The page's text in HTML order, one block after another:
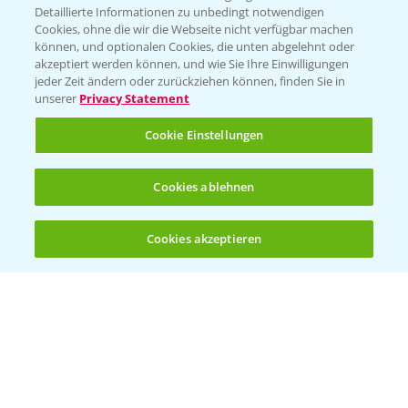
(noch 4)
KONTAKT
Hilfe in Notfällen
T.+49 (0)214/30-20220
Folgen Sie uns
Detaillierte Informationen zu unbedingt notwendigen
Cookies, ohne die wir die Webseite nicht verfügbar machen
können, und optionalen Cookies, die unten abgelehnt oder
akzeptiert werden können, und wie Sie Ihre Einwilligungen
jeder Zeit ändern oder zurückziehen können, finden Sie in
unserer Privacy Statement
Cookie Einstellungen
Cookies ablehnen
Cookies akzeptieren